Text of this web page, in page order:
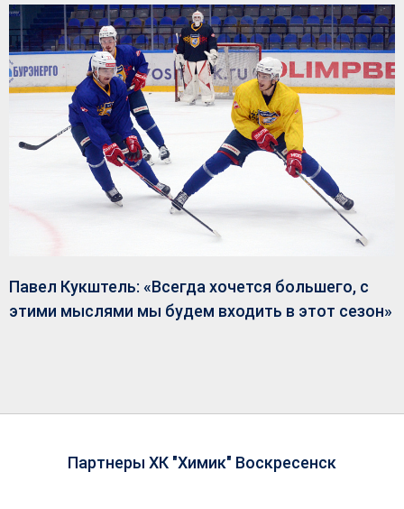
Павел Кукштель: «Всегда хочется большего, с
этими мыслями мы будем входить в этот сезон»
Партнеры ХК "Химик" Воскресенск